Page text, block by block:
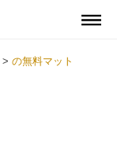
> の無料マット